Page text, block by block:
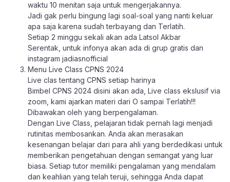
waktu 10 menitan saja untuk mengerjakannya.
Jadi gak perlu bingung lagi soal-soal yang nanti keluar
apa saja karena sudah terbayang dan Terlatih.
Setiap 2 minggu sekali akan ada Latsol Akbar
Serentak, untuk infonya akan ada di grup gratis dan
instagram jadiasnofficial
Menu Live Class CPNS 2024
Live clas tentang CPNS setiap harinya
Bimbel CPNS 2024 disini akan ada, Live class ekslusif via
zoom, kami ajarkan materi dari O sampai Terlatih!!!
Dibawakan oleh yang berpengalaman.
Dengan Live Class, pelajaran tidak pernah lagi menjadi
rutinitas membosankan. Anda akan merasakan
kesenangan belajar dari para ahli yang berdedikasi untuk
memberikan pengetahuan dengan semangat yang luar
biasa. Setiap tutor memiliki pengalaman yang mendalam
dan keahlian yang telah teruji, sehingga Anda dapat